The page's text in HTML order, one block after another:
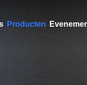
Producten